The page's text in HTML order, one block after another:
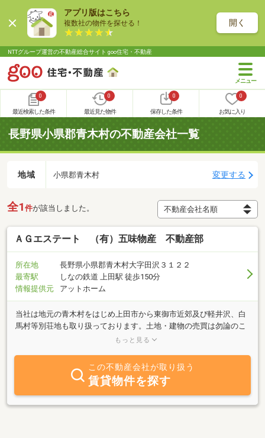
アプリ版はこちら
複数社の物件を探せる！ 開く
NTTグループ運営の不動産総合サイト goo住宅・不動産
0
最近検索した条件
0
最近見た物件
0
保存した条件
0
お気に入り
長野県小県郡青木村の不動産会社一覧
地域 小県郡青木村 変更する
全1 件が該当しました。
ＡＧエステート （有）五味物産 不動産部
所在地
長野県小県郡青木村大字田沢３１２２
最寄駅
しなの鉄道 上田駅 徒歩150分
情報提供元
アットホーム
当社は地元の青木村をはじめ上田市から東御市近郊及び軽井沢、白
馬村等別荘地も取り扱っております。土地・建物の売買は勿論のこ
と、貸倉庫・貸事務所も取り扱っておりますのでお気軽にお問合せ
もっと見る
この不動産会社が取り扱う
賃貸物件を探す